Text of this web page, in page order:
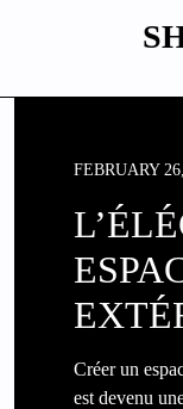
FEBRUARY
Créer un
est devenu